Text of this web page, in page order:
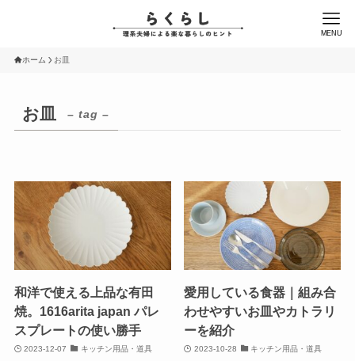
MENU
ホーム お皿
お皿 – tag –
和洋で使える上品な有田
焼。1616arita japan パレ
スプレートの使い勝手
2023-12-07 キッチン用品・道具
愛用している食器｜組み合
わせやすいお皿やカトラリ
ーを紹介
2023-10-28 キッチン用品・道具